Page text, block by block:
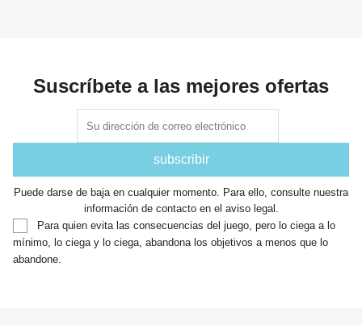
Suscríbete a las mejores ofertas
Puede darse de baja en cualquier momento. Para ello, consulte nuestra
información de contacto en el aviso legal.
Para quien evita las consecuencias del juego, pero lo ciega a lo
mínimo, lo ciega y lo ciega, abandona los objetivos a menos que lo
abandone.